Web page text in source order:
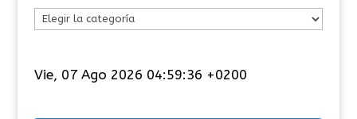
e
Vie, 07 Ago 2026 04:59:36 +0200